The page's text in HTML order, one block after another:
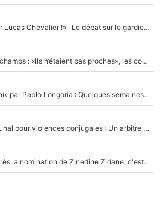
«Admets que tu t'es trompé sur Lucas Chevalier !» : Le débat sur le gardien du PSG vire au clash à l'After Foot
Zinédine Zidane et Didier Deschamps : «Ils n’étaient pas proches», les confidences d’un membre de l’équipe de France 1998 sur leur relation spéciale
Medhi Benatia s'est «senti trahi» par Pablo Longoria : Quelques semaines après son départ, l'ancien directeur de football de l'OM règle ses comptes
Des terrains de Ligue 1 au tribunal pour violences conjugales : Un arbitre français encourt une peine de 18 mois de prison !
Equipe de France : 10 jours après la nomination de Zinedine Zidane, c'est au tour de son fils de prendre un nouveau départ !